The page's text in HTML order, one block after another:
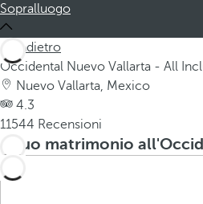
Sopralluogo
Indietro
Occidental Nuevo Vallarta - All
Nuevo Vallarta, Mexico
4.3
11544 Recensioni
Il tuo matrimonio